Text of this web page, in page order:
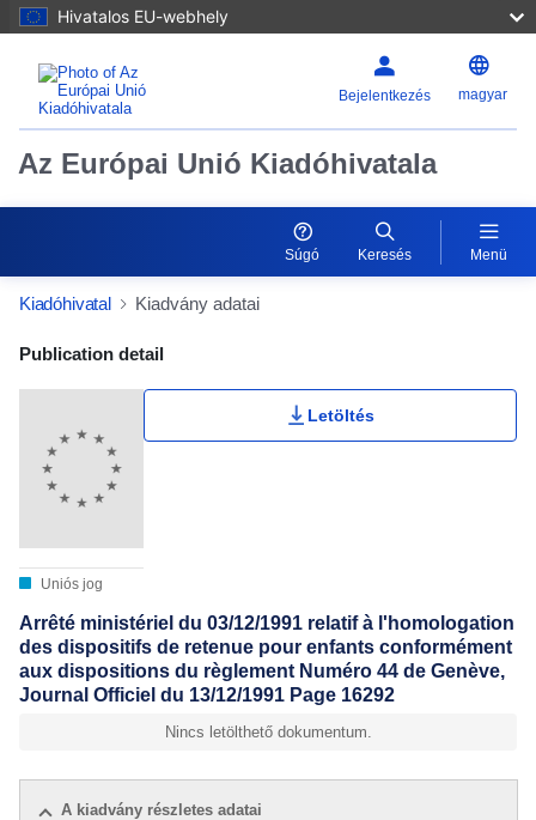
Hivatalos EU-webhely
Bejelentkezés magyar
Az Európai Unió Kiadóhivatala
Súgó Keresés Menü
Kiadóhivatal Kiadvány adatai
Publication Detail Actions Portlet
Publication detail
Uniós jog
Letöltés
Arrêté ministériel du 03/12/1991 relatif à l'homologation
des dispositifs de retenue pour enfants conformément
aux dispositions du règlement Numéro 44 de Genève,
Journal Officiel du 13/12/1991 Page 16292
Nincs letölthető dokumentum.
A kiadvány részletes adatai